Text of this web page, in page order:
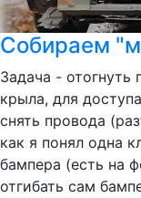
Собираем
Задача -
крыла, для
снять провода
как я понял одна
бампера (есть на
отгибать сам